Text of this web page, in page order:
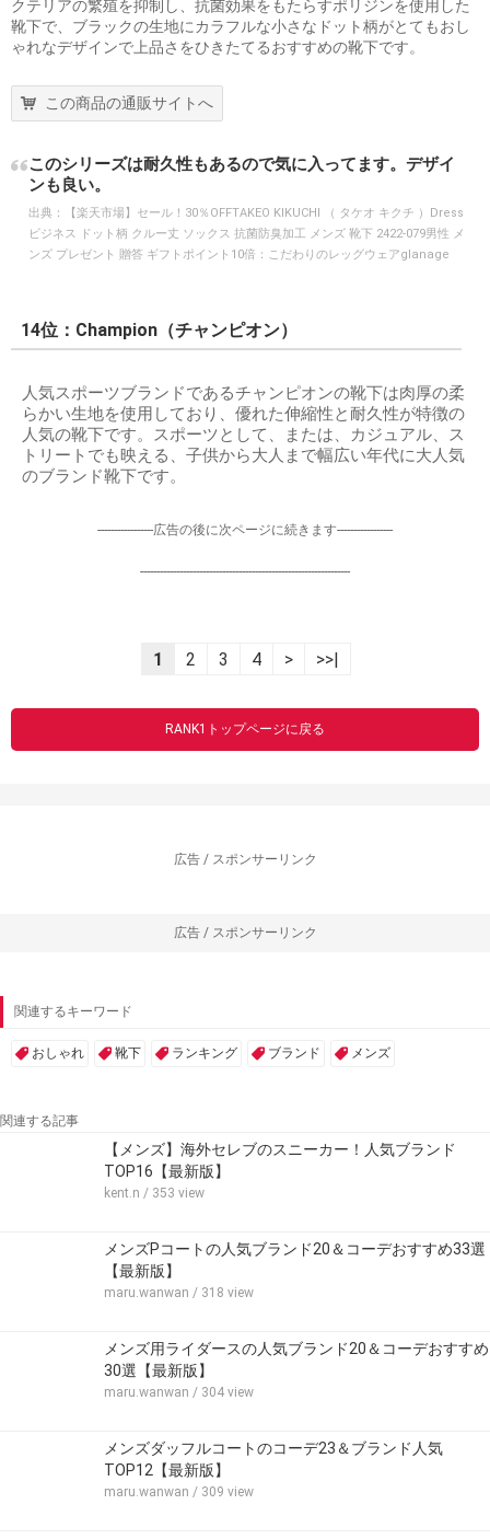
クテリアの繁殖を抑制し、抗菌効果をもたらすポリジンを使用した
靴下で、ブラックの生地にカラフルな小さなドット柄がとてもおし
ゃれなデザインで上品さをひきたてるおすすめの靴下です。
この商品の通販サイトへ
このシリーズは耐久性もあるので気に入ってます。デザイ
ンも良い。
出典：
【楽天市場】セール！30％OFFTAKEO KIKUCHI （ タケオ キクチ ）Dress
ビジネス ドット柄 クルー丈 ソックス 抗菌防臭加工 メンズ 靴下 2422-079男性 メ
ンズ プレゼント 贈答 ギフトポイント10倍：こだわりのレッグウェアglanage
14位：Champion（チャンピオン）
人気スポーツブランドであるチャンピオンの靴下は肉厚の柔
らかい生地を使用しており、優れた伸縮性と耐久性が特徴の
人気の靴下です。スポーツとして、または、カジュアル、ス
トリートでも映える、子供から大人まで幅広い年代に大人気
のブランド靴下です。
-----------------広告の後に次ページに続きます-----------------
----------------------------------------------------------------
1 2 3 4 > >>|
RANK1トップページに戻る
広告 / スポンサーリンク
広告 / スポンサーリンク
関連するキーワード
おしゃれ 靴下 ランキング ブランド メンズ
関連する記事
【メンズ】海外セレブのスニーカー！人気ブランド
TOP16【最新版】
kent.n / 353 view
メンズPコートの人気ブランド20＆コーデおすすめ33選
【最新版】
maru.wanwan / 318 view
メンズ用ライダースの人気ブランド20＆コーデおすすめ
30選【最新版】
maru.wanwan / 304 view
メンズダッフルコートのコーデ23＆ブランド人気
TOP12【最新版】
maru.wanwan / 309 view